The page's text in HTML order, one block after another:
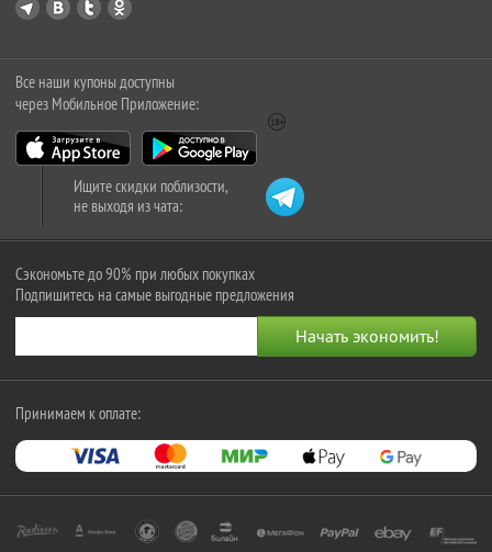
Все наши купоны доступны
через Мобильное Приложение:
Ищите скидки поблизости,
не выходя из чата:
Сэкономьте до 90% при любых покупках
Подпишитесь на самые выгодные предложения
Принимаем к оплате: